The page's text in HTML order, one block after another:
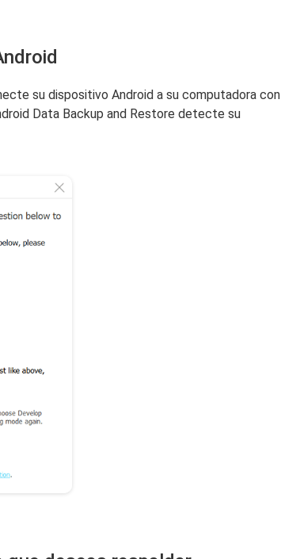
su dispositivo Android a su computadora con
Data Backup and Restore detecte su